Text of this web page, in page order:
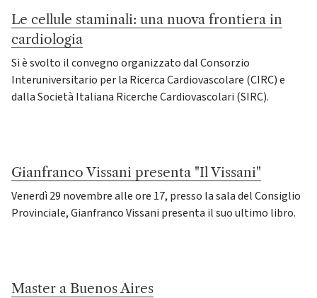
Le cellule staminali: una nuova frontiera in
cardiologia
Si è svolto il convegno organizzato dal Consorzio
Interuniversitario per la Ricerca Cardiovascolare (CIRC) e
dalla Società Italiana Ricerche Cardiovascolari (SIRC).
Gianfranco Vissani presenta "Il Vissani"
Venerdì 29 novembre alle ore 17, presso la sala del Consiglio
Provinciale, Gianfranco Vissani presenta il suo ultimo libro.
Master a Buenos Aires